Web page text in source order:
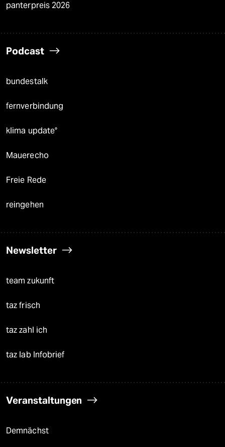
panterpreis 2026
Podcast
bundestalk
fernverbindung
klima update°
Mauerecho
Freie Rede
reingehen
Newsletter
team zukunft
taz frisch
taz zahl ich
taz lab Infobrief
Veranstaltungen
Demnächst